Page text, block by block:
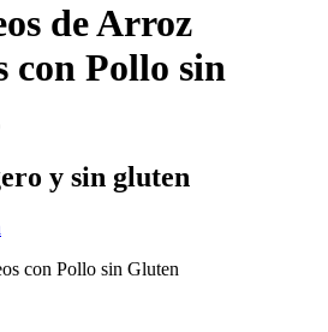
de Arroz
con Pollo sin
y sin gluten
con Pollo sin Gluten